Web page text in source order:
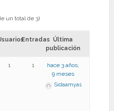
un total de 3)
Entradas Última
publicación
1 1
hace 3 años,
9 meses
Sidaamyas